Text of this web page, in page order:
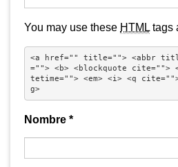
You may use these HTML tags
<a href="" title=""> <abbr
=""> <b> <blockquote cite="">
tetime=""> <em> <i> <q
g>
Nombre *